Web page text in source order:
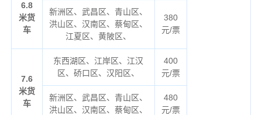
6.8
米货
车
新洲区、武昌区、青山区、
洪山区、汉南区、蔡甸区、
江夏区、黄陂区、
380
元/票
7.6
米货
车
东西湖区、江岸区、江汉
区、硚口区、汉阳区、
400
元/票
新洲区、武昌区、青山区、
洪山区、汉南区、蔡甸区、
480
元/票